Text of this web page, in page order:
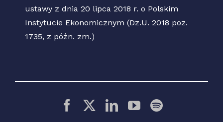
ustawy z dnia 20 lipca 2018 r. o Polskim
Instytucie Ekonomicznym (Dz.U. 2018 poz.
1735, z późn. zm.)